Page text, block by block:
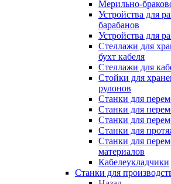
Мерильно-
Устройства для
барабанов
Устройства для
Стеллажи для
бухт кабеля
Стеллажи для
Стойки для
рулонов
Станки для
Станки для
Станки для
Станки для
Станки для
материалов
Кабелеукладчики
Станки для